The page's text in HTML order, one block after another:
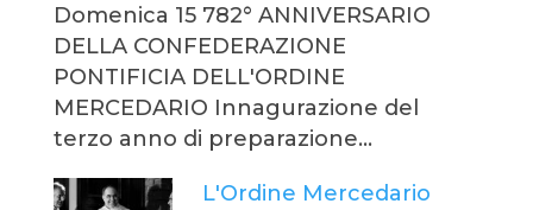
Domenica 15 782° ANNIVERSARIO
DELLA CONFEDERAZIONE
PONTIFICIA DELL'ORDINE
MERCEDARIO Innagurazione del
terzo anno di preparazione…
L'Ordine Mercedario